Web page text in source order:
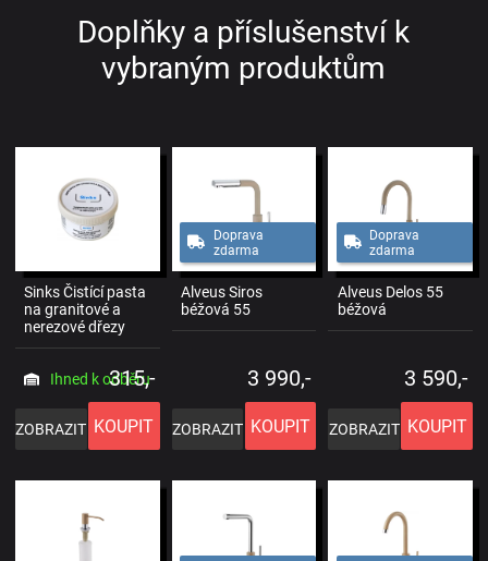
Doplňky a příslušenství k
vybraným produktům
Sinks Čistící pasta
na granitové a
nerezové dřezy
Ihned k odběru
315,-
ZOBRAZIT KOUPIT
Doprava
zdarma
Alveus Siros
béžová 55
3 990,-
ZOBRAZIT KOUPIT
Doprava
zdarma
Alveus Delos 55
béžová
3 590,-
ZOBRAZIT KOUPIT